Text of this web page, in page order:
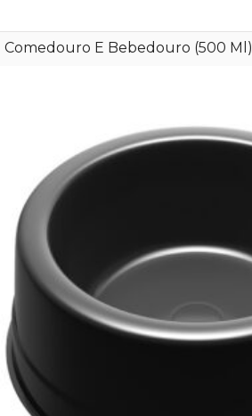
Comedouro E Bebedouro (500 Ml)